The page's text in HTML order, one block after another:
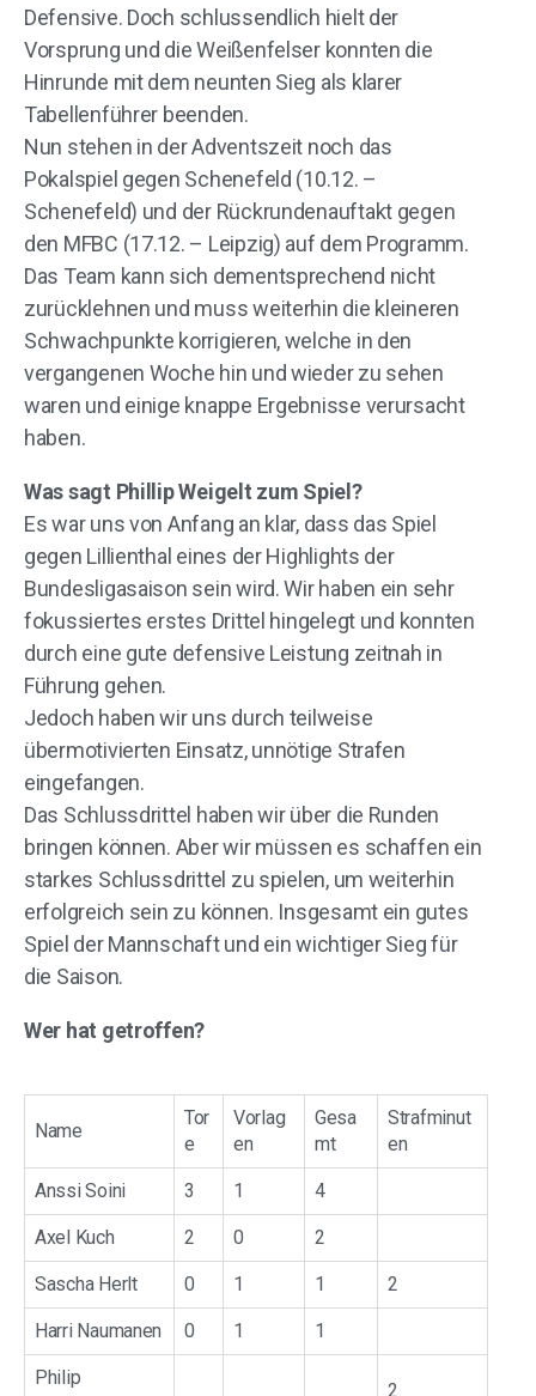
Defensive. Doch schlussendlich hielt der
Vorsprung und die Weißenfelser konnten die
Hinrunde mit dem neunten Sieg als klarer
Tabellenführer beenden.
Nun stehen in der Adventszeit noch das
Pokalspiel gegen Schenefeld (10.12. –
Schenefeld) und der Rückrundenauftakt gegen
den MFBC (17.12. – Leipzig) auf dem Programm.
Das Team kann sich dementsprechend nicht
zurücklehnen und muss weiterhin die kleineren
Schwachpunkte korrigieren, welche in den
vergangenen Woche hin und wieder zu sehen
waren und einige knappe Ergebnisse verursacht
haben.
Was sagt Phillip Weigelt zum Spiel?
Es war uns von Anfang an klar, dass das Spiel
gegen Lillienthal eines der Highlights der
Bundesligasaison sein wird. Wir haben ein sehr
fokussiertes erstes Drittel hingelegt und konnten
durch eine gute defensive Leistung zeitnah in
Führung gehen.
Jedoch haben wir uns durch teilweise
übermotivierten Einsatz, unnötige Strafen
eingefangen.
Das Schlussdrittel haben wir über die Runden
bringen können. Aber wir müssen es schaffen ein
starkes Schlussdrittel zu spielen, um weiterhin
erfolgreich sein zu können. Insgesamt ein gutes
Spiel der Mannschaft und ein wichtiger Sieg für
die Saison.
Wer hat getroffen?
Name
Tor
e
Vorlag
en
Gesa
mt
Strafminut
en
Anssi Soini 3 1 4
Axel Kuch 2 0 2
Sascha Herlt 0 1 1 2
Harri Naumanen 0 1 1
Philip
2